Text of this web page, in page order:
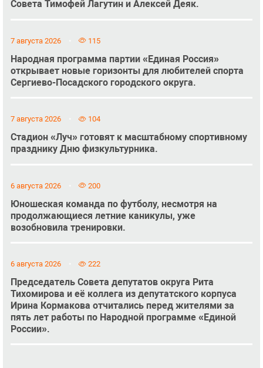
Совета Тимофей Лагутин и Алексей Деяк.
7 августа 2026 115
Народная программа партии «Единая Россия»
открывает новые горизонты для любителей спорта
Сергиево-Посадского городского округа.
7 августа 2026 104
Стадион «Луч» готовят к масштабному спортивному
празднику Дню физкультурника.
6 августа 2026 200
Юношеская команда по футболу, несмотря на
продолжающиеся летние каникулы, уже
возобновила тренировки.
6 августа 2026 222
Председатель Совета депутатов округа Рита
Тихомирова и её коллега из депутатского корпуса
Ирина Кормакова отчитались перед жителями за
пять лет работы по Народной программе «Единой
России».